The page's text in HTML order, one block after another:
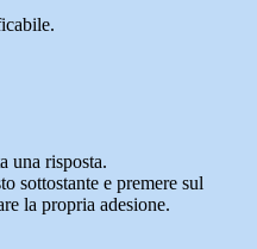
una risposta.
sottostante e premere sul
la propria adesione.